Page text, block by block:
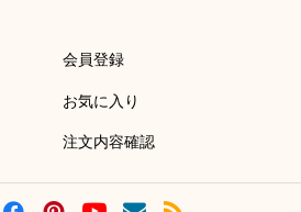
会員登録
お気に入り
注文内容確認